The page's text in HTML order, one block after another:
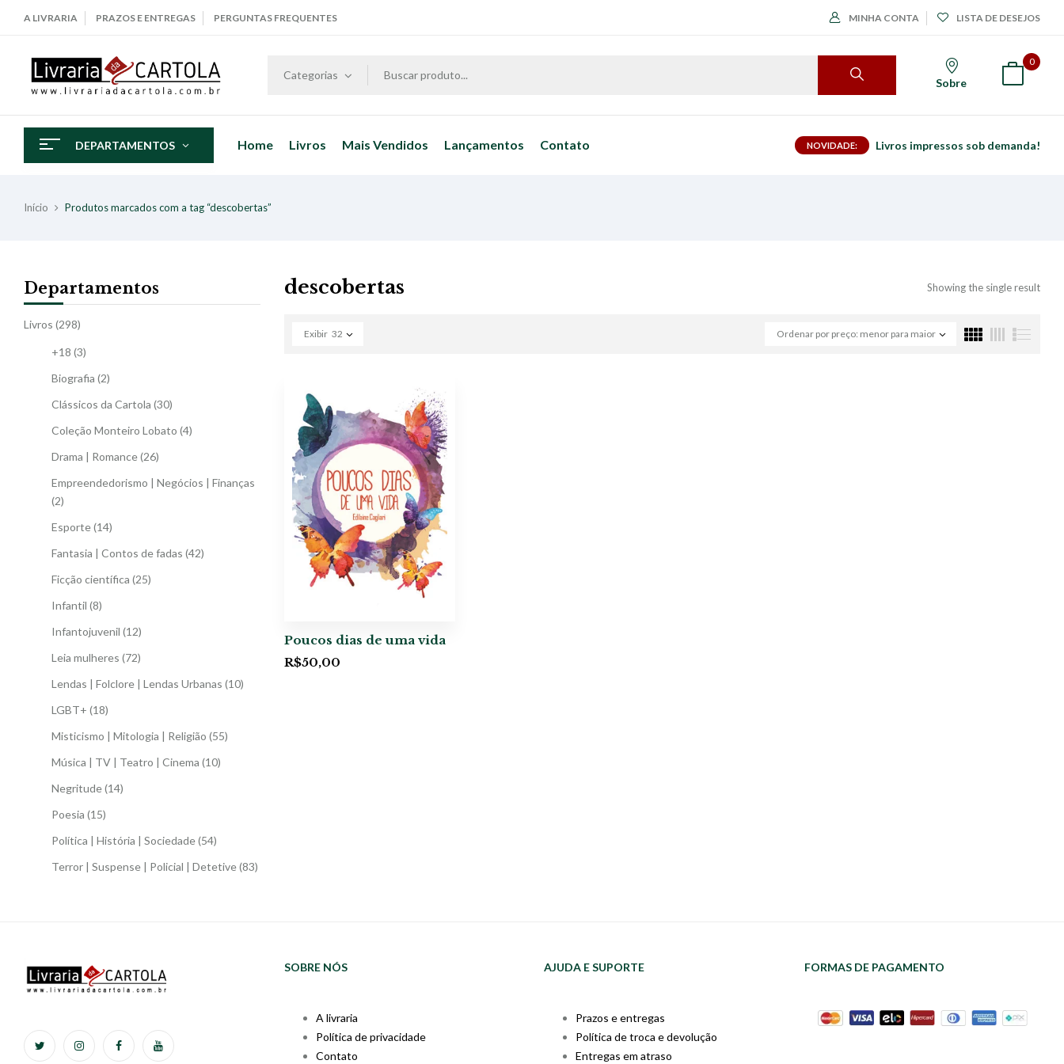
A LIVRARIA PRAZOS E ENTREGAS PERGUNTAS FREQUENTES MINHA CONTA LISTA DE DESEJOS
Categorias
Sobre
0
DEPARTAMENTOS Home Livros Mais Vendidos Lançamentos Contato NOVIDADE: Livros impressos sob demanda!
Início Produtos marcados com a tag “descobertas”
Departamentos
Livros (298)
+18 (3)
Biografia (2)
Clássicos da Cartola (30)
Coleção Monteiro Lobato (4)
Drama | Romance(26)
Empreendedorismo | Negócios | Finanças
(2)
Esporte(14)
Fantasia | Contos de fadas (42)
Ficção científica (25)
Infantil (8)
Infantojuvenil (12)
Leia mulheres (72)
Lendas | Folclore | Lendas Urbanas (10)
LGBT+ (18)
Misticismo | Mitologia | Religião (55)
Música | TV | Teatro | Cinema (10)
Negritude(14)
Poesia (15)
Política | História | Sociedade(54)
Terror | Suspense | Policial | Detetive(83)
descobertas Showing the single result
Ordenar por preço: menor para maior
Exibir 32
Poucos dias de uma vida
R$50,00
SOBRE NÓS
A livraria
Política de privacidade
Contato
AJUDA E SUPORTE
Prazos e entregas
Política de troca e devolução
Entregas em atraso
FORMAS DE PAGAMENTO